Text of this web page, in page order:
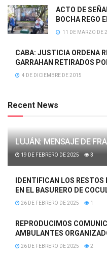
ACTO DE
BOCHA REGO
11 DE MARZO DE
CABA: JUSTICIA ORDENA
GARRAHAN RETIRADOS
4 DE DICIEMBRE DE 2015
Recent News
LUJÁN: MENSAJE DE
19 DE FEBRERO DE 2025 3
IDENTIFICAN LOS
EN EL BASURERO DE
26 DE FEBRERO DE 2025 1
REPRODUCIMOS
AMBULANTES
26 DE FEBRERO DE 2025 2